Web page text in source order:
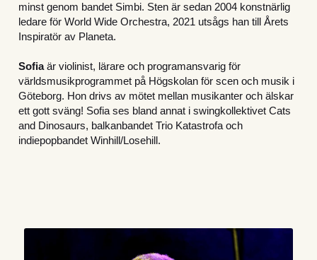
minst genom bandet Simbi. Sten är sedan 2004 konstnärlig
ledare för World Wide Orchestra, 2021 utsågs han till Årets
Inspiratör av Planeta.
Sofia är violinist, lärare och programansvarig för
världsmusikprogrammet på Högskolan för scen och musik i
Göteborg. Hon drivs av mötet mellan musikanter och älskar
ett gott sväng! Sofia ses bland annat i swingkollektivet Cats
and Dinosaurs, balkanbandet Trio Katastrofa och
indiepopbandet Winhill/Losehill.